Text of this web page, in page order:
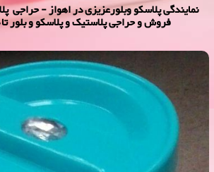
فروش و حراجی پلاستیک و پلاسکو و بلور تا50000 فروش